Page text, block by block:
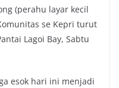
(perahu layar kecil
se Kepri turut
Lagoi Bay, Sabtu
esok hari ini menjadi